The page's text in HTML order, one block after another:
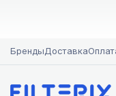
БрендыДоставка